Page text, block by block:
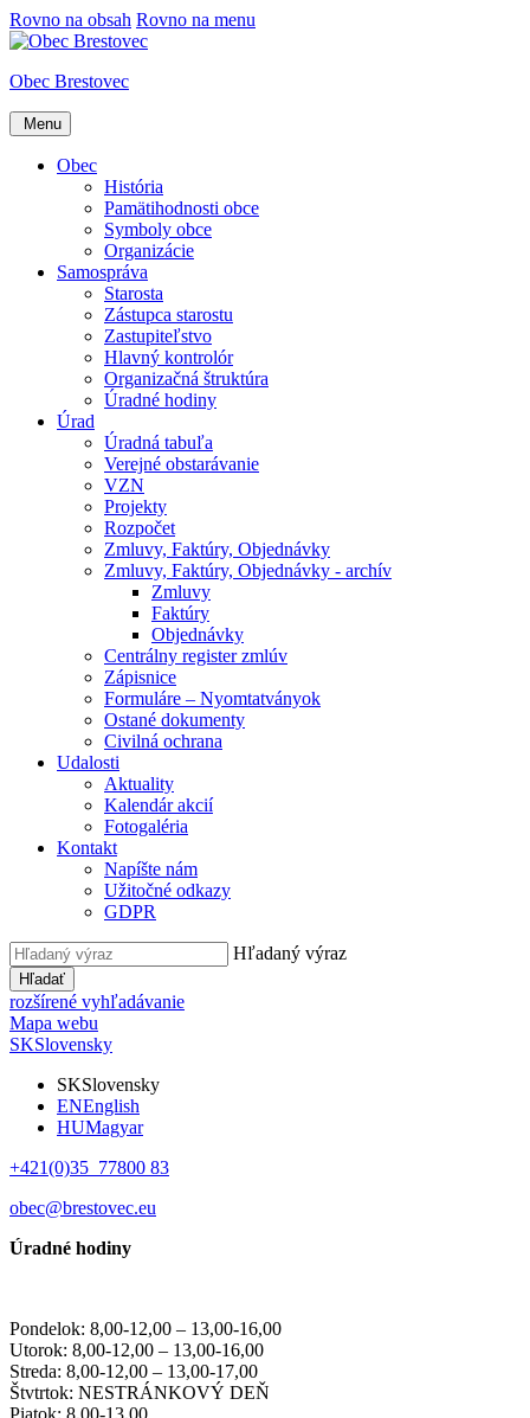
Rovno na obsah Rovno na menu
Obec Brestovec
Menu
Obec
História
Pamätihodnosti obce
Symboly obce
Organizácie
Samospráva
Starosta
Zástupca starostu
Zastupiteľstvo
Hlavný kontrolór
Organizačná štruktúra
Úradné hodiny
Úrad
Úradná tabuľa
Verejné obstarávanie
VZN
Projekty
Rozpočet
Zmluvy, Faktúry, Objednávky
Zmluvy, Faktúry, Objednávky - archív
Zmluvy
Faktúry
Objednávky
Centrálny register zmlúv
Zápisnice
Formuláre – Nyomtatványok
Ostané dokumenty
Civilná ochrana
Udalosti
Aktuality
Kalendár akcií
Fotogaléria
Kontakt
Napíšte nám
Užitočné odkazy
GDPR
Hľadaný výraz
Hľadať
rozšírené vyhľadávanie
Mapa webu
SKSlovensky
SKSlovensky
ENEnglish
HUMagyar
+421(0)35 77800 83
obec@brestovec.eu
Úradné hodiny
Pondelok: 8,00-12,00 – 13,00-16,00
Utorok: 8,00-12,00 – 13,00-16,00
Streda: 8,00-12,00 – 13,00-17,00
Štvtrtok: NESTRÁNKOVÝ DEŇ
Piatok: 8,00-13,00